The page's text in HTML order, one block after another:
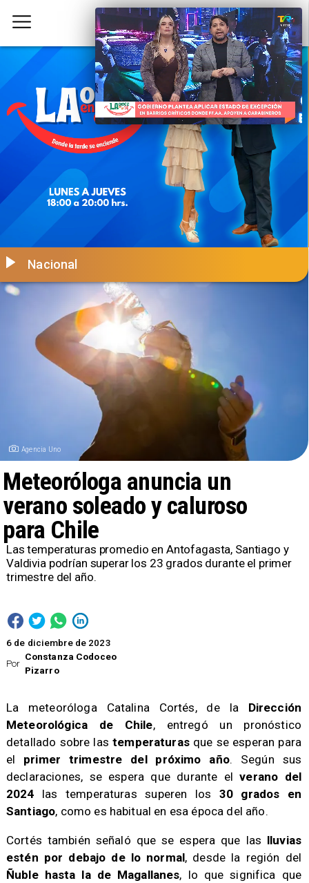
Agencia Uno
Por
Constanza Codoceo
Pizarro
Meteoróloga anuncia un
verano soleado y caluroso
para Chile
Nacional
6 de diciembre de 2023
Las temperaturas promedio en Antofagasta, Santiago y
Valdivia podrían superar los 23 grados durante el primer
trimestre del año.
La meteoróloga Catalina Cortés, de la Dirección
Meteorológica de Chile, entregó un pronóstico
detallado sobre las temperaturasque se esperan para
el primer trimestre del próximo año. Según sus
declaraciones, se espera que durante el verano del
2024 las temperaturas superen los 30 grados en
Santiago, como es habitual en esa época del año.
Cortés también señaló que se espera que las lluvias
estén por debajo de lo normal, desde la región del
Ñuble hasta la de Magallanes, lo que significa que